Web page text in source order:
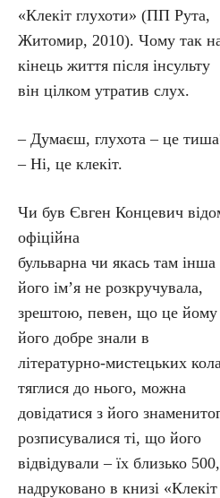
«Клекіт глухоти» (ПП Рута,
Житомир, 2010). Чому так
кінець життя після інсульту
він цілком утратив слух.
– Думаєш, глухота – це
– Ні, це клекіт.
Чи був Євген Концевич
офіційна
бульварна чи якась там
його ім’я не розкручувала,
зрештою, певен, що це йому
його добре знали в
літературно-мистецьких
тяглися до нього, можна
довідатися з його
розписувалися ті, що його
відвідували – їх близько
надруковано в книзі «Клекіт